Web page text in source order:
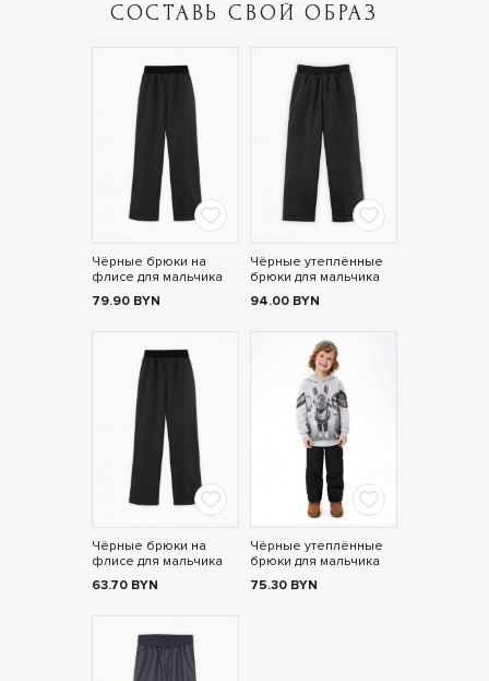
СОСТАВЬ СВОЙ ОБРАЗ
Чёрные брюки на
флисе для мальчика
79.90 BYN
Чёрные утеплённые
брюки для мальчика
94.00 BYN
Чёрные брюки на
флисе для мальчика
63.70 BYN
Чёрные утеплённые
брюки для мальчика
75.30 BYN